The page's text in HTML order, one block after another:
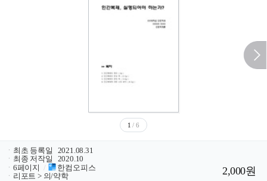
1 / 6
ㆍ 최초 등록일
2021.08.31
ㆍ 최종 저작일
2020.10
ㆍ 6페이지 /
한컴오피스
ㆍ 리포트 > 의/약학 2,000원